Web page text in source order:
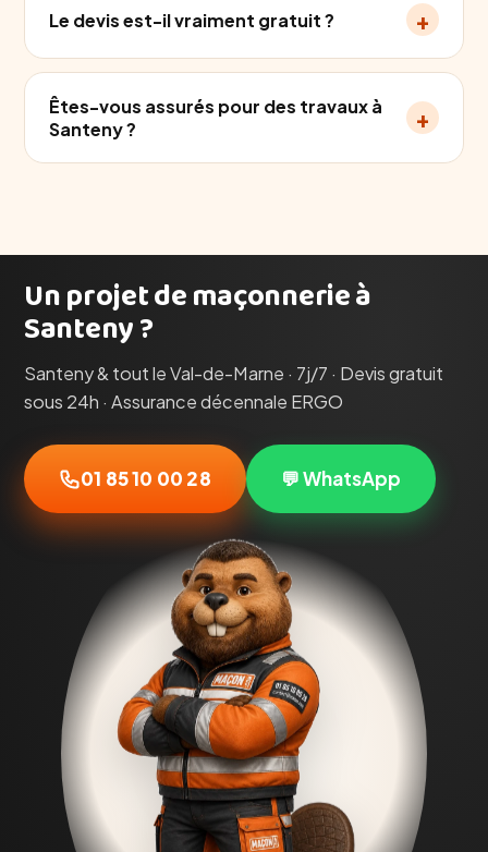
Le devis est-il vraiment gratuit ? +
Êtes-vous assurés pour des travaux à
Santeny ?
+
Un projet de maçonnerie à
Santeny ?
Santeny & tout le Val-de-Marne · 7j/7 · Devis gratuit
sous 24h · Assurance décennale ERGO
01 85 10 00 28 💬 WhatsApp